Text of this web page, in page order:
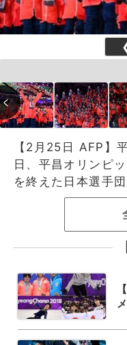
【2月25日 AFP】
日、平昌オリンピ
を終えた日本選手